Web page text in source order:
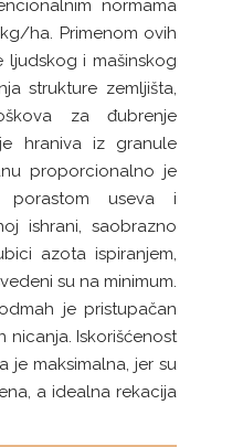
normama
ha. Primenom ovih
ljudskog i mašinskog
strukture zemljišta,
za đubrenje
hraniva iz granule
proporcionalno je
porastom useva i
ishrani, saobrazno
azota ispiranjem,
su na minimum.
je pristupačan
nicanja. Iskorišćenost
je maksimalna, jer su
a idealna rekacija